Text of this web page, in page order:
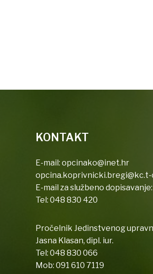
KONTAKT
E-mail: opcinako@inet.hr
E-mail za službeno dopisavanje:
Tel: 048 830 420
Pročelnik Jedinstvenog
Jasna Klasan, dipl. iur.
Tel: 048 830 066
Mob: 091 610 7119